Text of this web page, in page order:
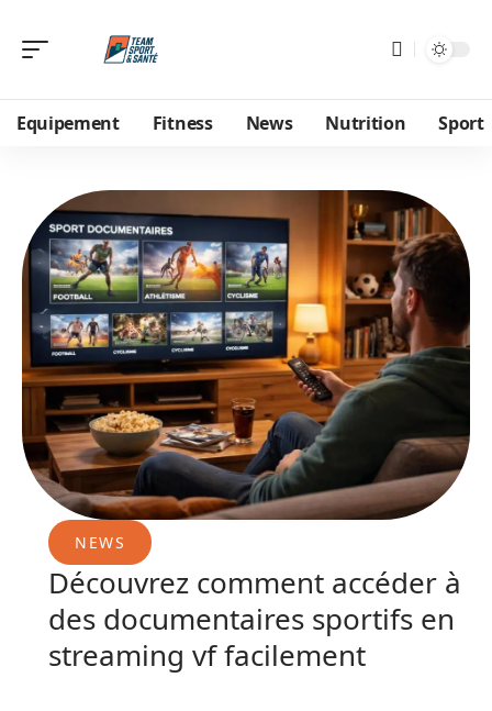
Equipement Fitness News Nutrition Sport
NEWS
Découvrez comment accéder à
des documentaires sportifs en
streaming vf facilement